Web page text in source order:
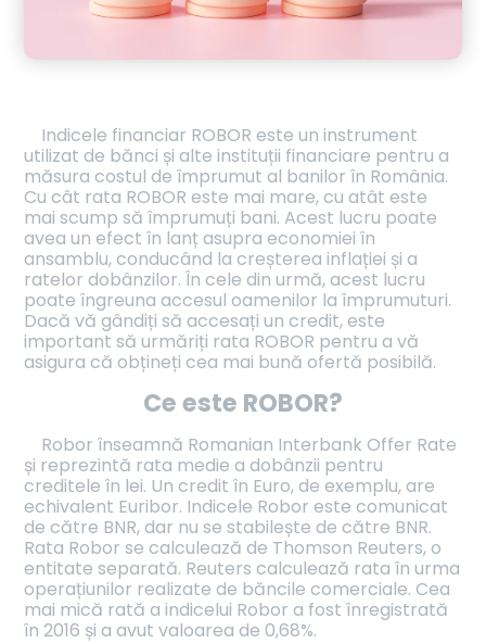
Indicele financiar ROBOR este un instrument
utilizat de bănci și alte instituții financiare pentru a
măsura costul de împrumut al banilor în România.
Cu cât rata ROBOR este mai mare, cu atât este
mai scump să împrumuți bani. Acest lucru poate
avea un efect în lanț asupra economiei în
ansamblu, conducând la creșterea inflației și a
ratelor dobânzilor. În cele din urmă, acest lucru
poate îngreuna accesul oamenilor la împrumuturi.
Dacă vă gândiți să accesați un credit, este
important să urmăriți rata ROBOR pentru a vă
asigura că obțineți cea mai bună ofertă posibilă.
Ce este ROBOR?
Robor înseamnă Romanian Interbank Offer Rate
și reprezintă rata medie a dobânzii pentru
creditele în lei. Un credit în Euro, de exemplu, are
echivalent Euribor. Indicele Robor este comunicat
de către BNR, dar nu se stabilește de către BNR.
Rata Robor se calculează de Thomson Reuters, o
entitate separată. Reuters calculează rata în urma
operațiunilor realizate de băncile comerciale. Cea
mai mică rată a indicelui Robor a fost înregistrată
în 2016 și a avut valoarea de 0,68%.